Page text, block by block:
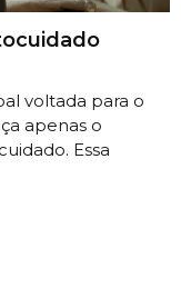
voltada para o
apenas o
Essa